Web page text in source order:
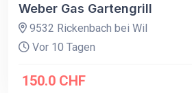
Weber Gas Gartengrill
9532 Rickenbach bei Wil
Vor 10 Tagen
150.0 CHF